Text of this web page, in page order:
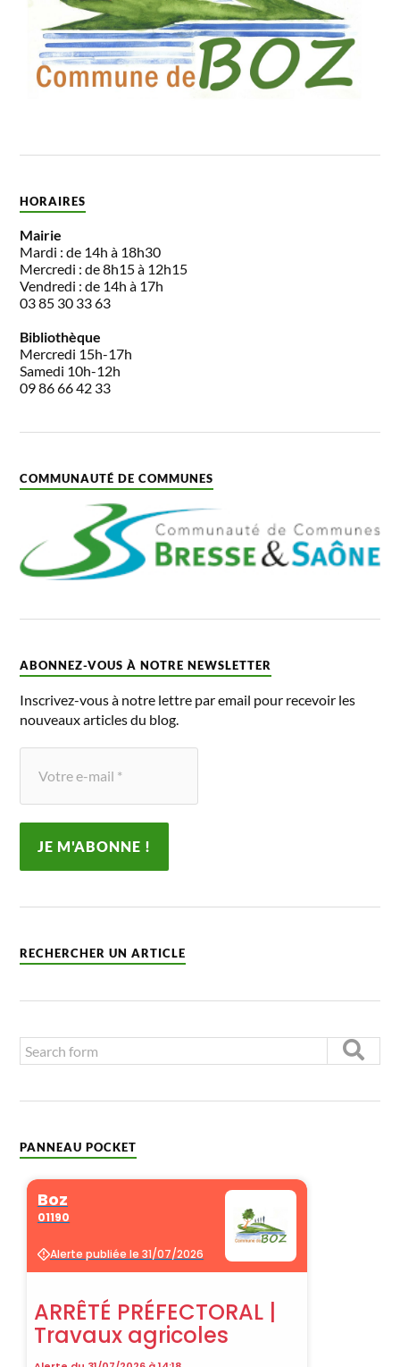
HORAIRES
Mairie
Mardi : de 14h à 18h30
Mercredi : de 8h15 à 12h15
Vendredi : de 14h à 17h
03 85 30 33 63
Bibliothèque
Mercredi 15h-17h
Samedi 10h-12h
09 86 66 42 33
COMMUNAUTÉ DE COMMUNES
ABONNEZ-VOUS À NOTRE NEWSLETTER
Inscrivez-vous à notre lettre par email pour recevoir les
nouveaux articles du blog.
RECHERCHER UN ARTICLE
PANNEAU POCKET